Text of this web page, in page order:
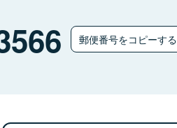
郵便番号をコピーする